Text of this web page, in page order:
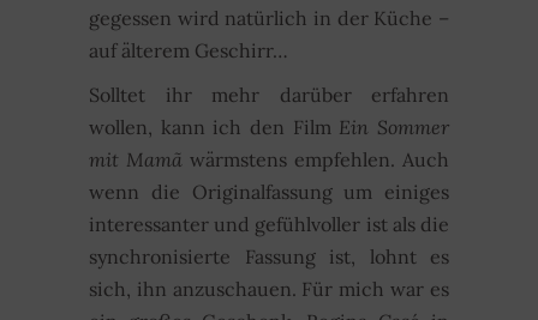
gegessen wird natürlich in der Küche –
auf älterem Geschirr…
Solltet ihr mehr darüber erfahren
wollen, kann ich den Film Ein Sommer
mit Mamã wärmstens empfehlen. Auch
wenn die Originalfassung um einiges
interessanter und gefühlvoller ist als die
synchronisierte Fassung ist, lohnt es
sich, ihn anzuschauen. Für mich war es